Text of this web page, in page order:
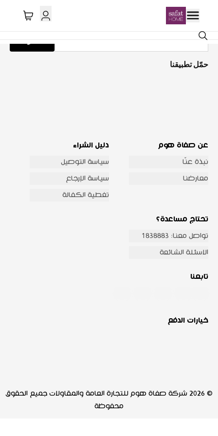
احصل على تحديثات عبر البريد الإلكتروني
اشترك
حمّل تطبيقنا
عن صفاة هوم
نبذة عنّا
معارضنا
دليل الشراء
سياسة التوصيل
سياسة الإرجاع
تغطية الكفالة
تحتاج مساعدة؟
تواصل معنا: 1838883
الاسئلة الشائعة
تابعنا
خيارات الدفع
© 2026 شركة صفاة هوم للتجارة العامة والمقاولات جميع الحقوق
محفوظة